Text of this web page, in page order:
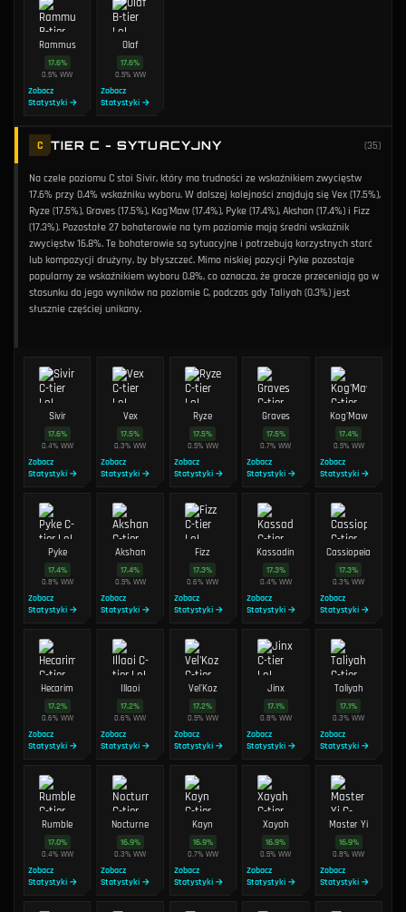
Rammus
17.6%
0.5%WW
Zobacz
Statystyki →
Olaf
17.6%
0.5% WW
Zobacz
Statystyki →
C TIER C - SYTUACYJNY (35)
Na czele poziomu C stoi Sivir, który ma trudności ze wskaźnikiem zwycięstw
17.6% przy 0.4% wskaźniku wyboru. W dalszej kolejności znajdują się Vex (17.5%),
Ryze (17.5%), Graves (17.5%), Kog'Maw (17.4%), Pyke (17.4%), Akshan (17.4%) i Fizz
(17.3%). Pozostałe 27 bohaterowie na tym poziomie mają średni wskaźnik
zwycięstw 16.8%. Te bohaterowie są sytuacyjne i potrzebują korzystnych starć
lub kompozycji drużyny, by błyszczeć. Mimo niskiej pozycji Pyke pozostaje
popularny ze wskaźnikiem wyboru 0.8%, co oznacza, że gracze przeceniają go w
stosunku do jego wyników na poziomie C, podczas gdy Taliyah (0.3%) jest
słusznie częściej unikany.
Sivir
17.6%
0.4% WW
Zobacz
Statystyki →
Vex
17.5%
0.3%WW
Zobacz
Statystyki →
Ryze
17.5%
0.5% WW
Zobacz
Statystyki →
Graves
17.5%
0.7%WW
Zobacz
Statystyki →
Kog'Maw
17.4%
0.5% WW
Zobacz
Statystyki →
Pyke
17.4%
0.8% WW
Zobacz
Statystyki →
Akshan
17.4%
0.5% WW
Zobacz
Statystyki →
Fizz
17.3%
0.6%WW
Zobacz
Statystyki →
Kassadin
17.3%
0.4% WW
Zobacz
Statystyki →
Cassiopeia
17.3%
0.3%WW
Zobacz
Statystyki →
Hecarim
17.2%
0.6% WW
Zobacz
Statystyki →
Illaoi
17.2%
0.6%WW
Zobacz
Statystyki →
Vel'Koz
17.2%
0.5% WW
Zobacz
Statystyki →
Jinx
17.1%
0.8% WW
Zobacz
Statystyki →
Taliyah
17.1%
0.3%WW
Zobacz
Statystyki →
Rumble
17.0%
0.4% WW
Zobacz
Statystyki →
Nocturne
16.9%
0.3%WW
Zobacz
Statystyki →
Kayn
16.9%
0.7% WW
Zobacz
Statystyki →
Xayah
16.9%
0.5%WW
Zobacz
Statystyki →
Master Yi
16.9%
0.8%WW
Zobacz
Statystyki →